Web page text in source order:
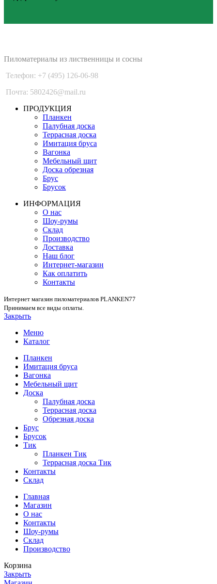
Пиломатериалы из лиственницы и сосны
Телефон: +7 (495) 126-06-98
Почта: 5802426@mail.ru
ПРОДУКЦИЯ
Планкен
Палубная доска
Террасная доска
Имитация бруса
Вагонка
Мебельный щит
Доска обрезная
Брус
Брусок
ИНФОРМАЦИЯ
О нас
Шоу-румы
Склад
Производство
Доставка
Наш блог
Интернет-магазин
Как оплатить
Контакты
Интернет магазин пиломатериалов PLANKEN77
Принимаем все виды оплаты.
Закрыть
Меню
Каталог
Планкен
Имитация бруса
Вагонка
Мебельный щит
Доска
Палубная доска
Террасная доска
Обрезная доска
Брус
Брусок
Тик
Планкен Тик
Террасная доска Тик
Контакты
Склад
Главная
Магазин
О нас
Контакты
Шоу-румы
Склад
Производство
Корзина
Закрыть